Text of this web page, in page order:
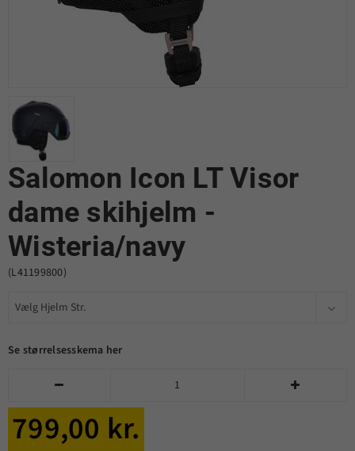
Salomon Icon LT Visor
dame skihjelm -
Wisteria/navy
(L41199800)
Se størrelsesskema her
 
799,00 kr.